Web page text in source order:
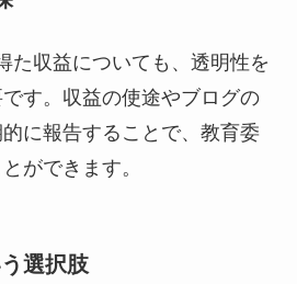
た収益についても、透明性を
す。収益の使途やブログの
に報告することで、教育委
ができます。
選択肢